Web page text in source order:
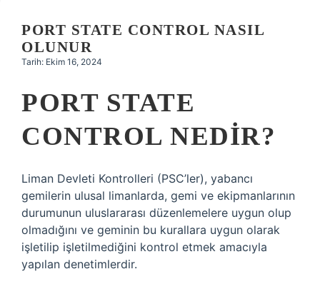
Hakkımızda
PORT STATE CONTROL NASIL
OLUNUR
Tarih: Ekim 16, 2024
PORT STATE
CONTROL NEDIR?
Liman Devleti Kontrolleri (PSC’ler), yabancı
gemilerin ulusal limanlarda, gemi ve ekipmanlarının
durumunun uluslararası düzenlemelere uygun olup
olmadığını ve geminin bu kurallara uygun olarak
işletilip işletilmediğini kontrol etmek amacıyla
yapılan denetimlerdir.